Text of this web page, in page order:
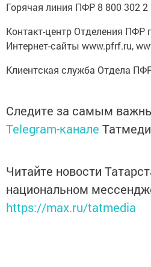
Горячая линия ПФР 8 800 302 2
Контакт-центр Отделения ПФР
Интернет-сайты www.pfrf.ru,
Клиентская служба Отдела
Следите за самым
Telegram-канале
Читайте новости
национальном
https://max.ru/tatmedia